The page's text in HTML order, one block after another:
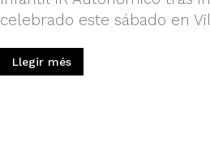
celebrado este sábado en
Llegir més